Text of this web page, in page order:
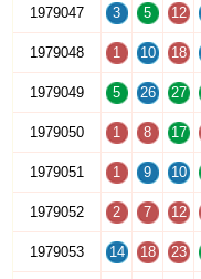
1979047 3 5 12
1979048 1 10 18
1979049 5 26 27
1979050 1 8 17
1979051 1 9 10
1979052 2 7 12
1979053 14 18 23